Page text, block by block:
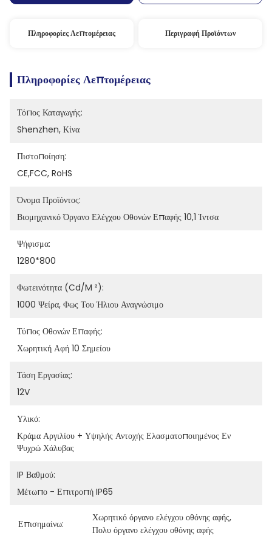
Πληροφορίες Λεπτομέρειας Περιγραφή Προϊόντων
Πληροφορίες Λεπτομέρειας
Τόπος Καταγωγής:
Shenzhen, Κίνα
Πιστοποίηση:
CE,FCC, RoHS
Όνομα Προϊόντος:
Βιομηχανικό Όργανο Ελέγχου Οθονών Επαφής 10,1 Ίντσα
Ψήφισμα:
1280*800
Φωτεινότητα (cd/m ²):
1000 Ψείρα, Φως Του Ήλιου Αναγνώσιμο
Τύπος Οθονών Επαφής:
Χωρητική Αφή 10 Σημείου
Τάση Εργασίας:
12V
Υλικό:
Κράμα Αργιλίου + Υψηλής Αντοχής Ελασματοποιημένος Εν
Ψυχρώ Χάλυβας
IP Βαθμού:
Μέτωπο - Επιτροπή IP65
Επισημαίνω:
Χωρητικό όργανο ελέγχου οθόνης αφής,
Πολυ όργανο ελέγχου οθόνης αφής